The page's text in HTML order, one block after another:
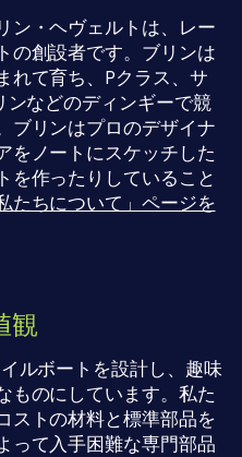
ン・ヘヴェルトは、レー
の創設者です。ブリンは
れて育ち、Pクラス、サ
ンなどのディンギーで競
ブリンはプロのデザイナ
をノートにスケッチした
を作ったりしていること
たちについて」ページを
観
ルボートを設計し、趣味
ものにしています。私た
ストの材料と標準部品を
って入手困難な専門部品